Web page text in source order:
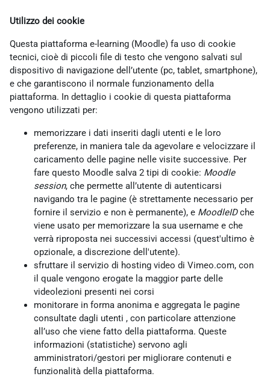
Utilizzo dei cookie
Questa piattaforma e-learning (Moodle) fa uso di cookie
tecnici, cioè di piccoli file di testo che vengono salvati sul
dispositivo di navigazione dell’utente (pc, tablet, smartphone),
e che garantiscono il normale funzionamento della
piattaforma. In dettaglio i cookie di questa piattaforma
vengono utilizzati per:
memorizzare i dati inseriti dagli utenti e le loro
preferenze, in maniera tale da agevolare e velocizzare il
caricamento delle pagine nelle visite successive. Per
fare questo Moodle salva 2 tipi di cookie: Moodle
session, che permette all’utente di autenticarsi
navigando tra le pagine (è strettamente necessario per
fornire il servizio e non è permanente), e MoodleIDche
viene usato per memorizzare la sua username e che
verrà riproposta nei successivi accessi (quest'ultimo è
opzionale, a discrezione dell'utente).
sfruttare il servizio di hosting video di Vimeo.com, con
il quale vengono erogate la maggior parte delle
videolezioni presenti nei corsi
monitorare in forma anonima e aggregata le pagine
consultate dagli utenti , con particolare attenzione
all’uso che viene fatto della piattaforma. Queste
informazioni (statistiche) servono agli
amministratori/gestori per migliorare contenuti e
funzionalità della piattaforma.